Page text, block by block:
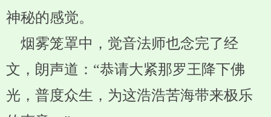
神秘的感觉。
烟雾笼罩中，觉音法师也念完了经
文，朗声道：“恭请大紧那罗王降下佛
光，普度众生，为这浩浩苦海带来极乐